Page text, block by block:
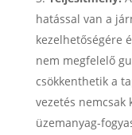
hatással van a
kezelhetőségére
nem megfelelő
csökkenthetik a
vezetés nemcsak
üzemanyag-